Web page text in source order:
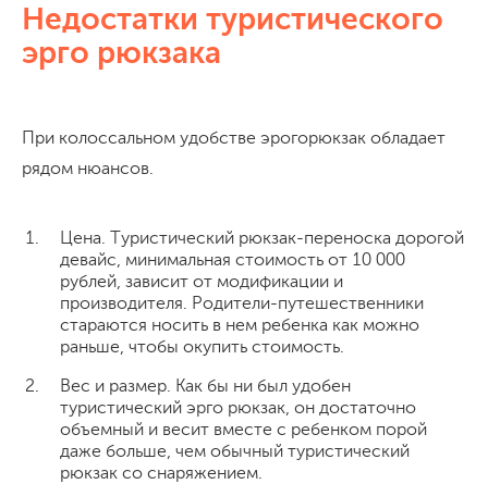
Недостатки туристического
эрго рюкзака
При колоссальном удобстве эрогорюкзак обладает
рядом нюансов.
Цена. Туристический рюкзак-переноска дорогой
девайс, минимальная стоимость от 10 000
рублей, зависит от модификации и
производителя. Родители-путешественники
стараются носить в нем ребенка как можно
раньше, чтобы окупить стоимость.
Вес и размер. Как бы ни был удобен
туристический эрго рюкзак, он достаточно
объемный и весит вместе с ребенком порой
даже больше, чем обычный туристический
рюкзак со снаряжением.